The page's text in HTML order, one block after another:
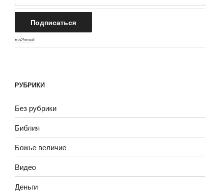
rss2email
РУБРИКИ
Без рубрики
Библия
Божье величие
Видео
Деньги